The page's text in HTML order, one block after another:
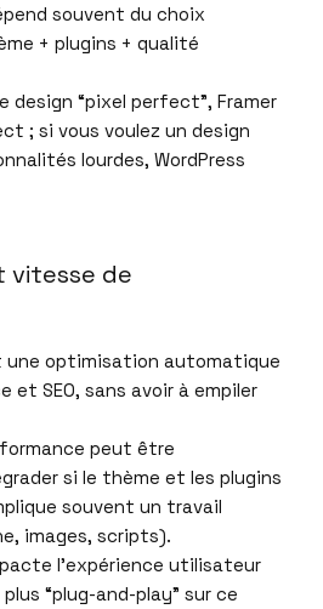
souvent du choix
+ plugins + qualité
design “pixel perfect”, Framer
; si vous voulez un design
lourdes, WordPress
vitesse de
une optimisation automatique
et SEO, sans avoir à empiler
peut être
si le thème et les plugins
souvent un travail
images, scripts).
l’expérience utilisateur
“plug-and-play” sur ce